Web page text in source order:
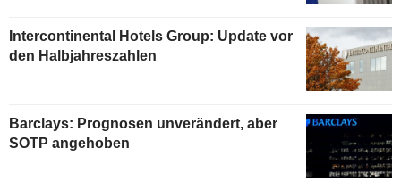
Intercontinental Hotels Group: Update vor
den Halbjahreszahlen
Barclays: Prognosen unverändert, aber
SOTP angehoben